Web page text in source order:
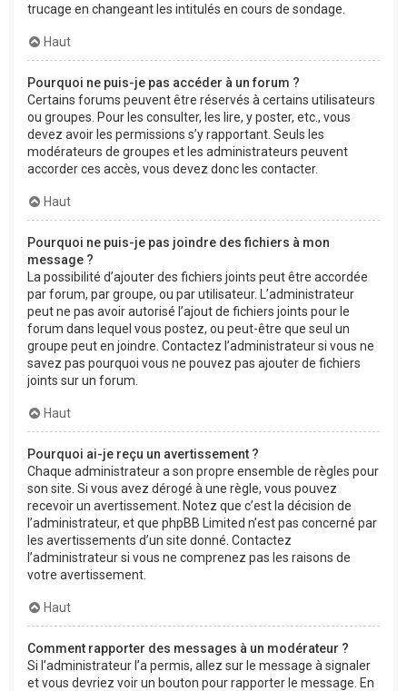
trucage en changeant les intitulés en cours de sondage.
Haut
Pourquoi ne puis-je pas accéder à un forum ?
Certains forums peuvent être réservés à certains utilisateurs
ou groupes. Pour les consulter, les lire, y poster, etc., vous
devez avoir les permissions s’y rapportant. Seuls les
modérateurs de groupes et les administrateurs peuvent
accorder ces accès, vous devez donc les contacter.
Haut
Pourquoi ne puis-je pas joindre des fichiers à mon
message ?
La possibilité d’ajouter des fichiers joints peut être accordée
par forum, par groupe, ou par utilisateur. L’administrateur
peut ne pas avoir autorisé l’ajout de fichiers joints pour le
forum dans lequel vous postez, ou peut-être que seul un
groupe peut en joindre. Contactez l’administrateur si vous ne
savez pas pourquoi vous ne pouvez pas ajouter de fichiers
joints sur un forum.
Haut
Pourquoi ai-je reçu un avertissement ?
Chaque administrateur a son propre ensemble de règles pour
son site. Si vous avez dérogé à une règle, vous pouvez
recevoir un avertissement. Notez que c’est la décision de
l’administrateur, et que phpBB Limited n’est pas concerné par
les avertissements d’un site donné. Contactez
l’administrateur si vous ne comprenez pas les raisons de
votre avertissement.
Haut
Comment rapporter des messages à un modérateur ?
Si l’administrateur l’a permis, allez sur le message à signaler
et vous devriez voir un bouton pour rapporter le message. En